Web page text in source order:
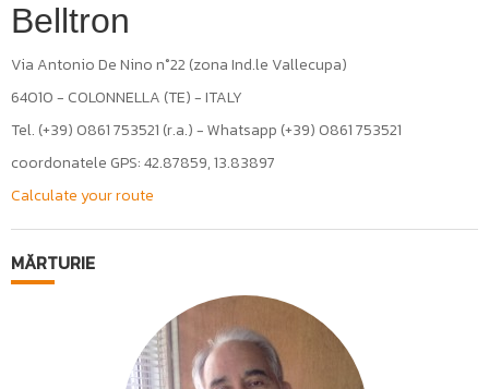
Belltron
Via Antonio De Nino n°22 (zona Ind.le Vallecupa)
64010 - COLONNELLA (TE) - ITALY
Tel. (+39) 0861 753521 (r.a.) - Whatsapp (+39) 0861 753521
coordonatele GPS: 42.87859, 13.83897
Calculate your route
MĂRTURIE